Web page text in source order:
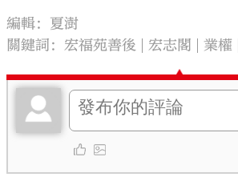
編輯：夏澍
關鍵詞：宏福苑善後 宏志閣 業權